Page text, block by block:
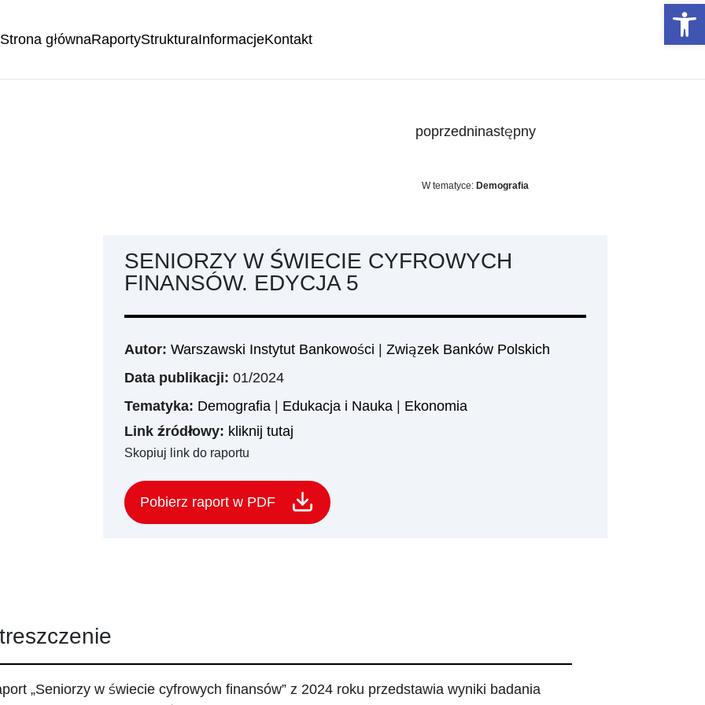
Strona głównaRaportyStrukturaInformacjeKontakt
poprzedninastępny
W tematyce: Demografia
SENIORZY W ŚWIECIE CYFROWYCH
FINANSÓW. EDYCJA 5
Autor: Warszawski Instytut Bankowości | Związek Banków Polskich
Data publikacji: 01/2024
Tematyka: Demografia| Edukacja i Nauka| Ekonomia
Link źródłowy: kliknij tutaj
Skopiuj link do raportu
Pobierz raport w PDF
„Seniorzy w świecie cyfrowych finansów” z 2024 roku przedstawia wyniki badania